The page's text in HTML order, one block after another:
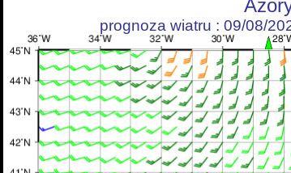
prognoza wiatru : 09/08/